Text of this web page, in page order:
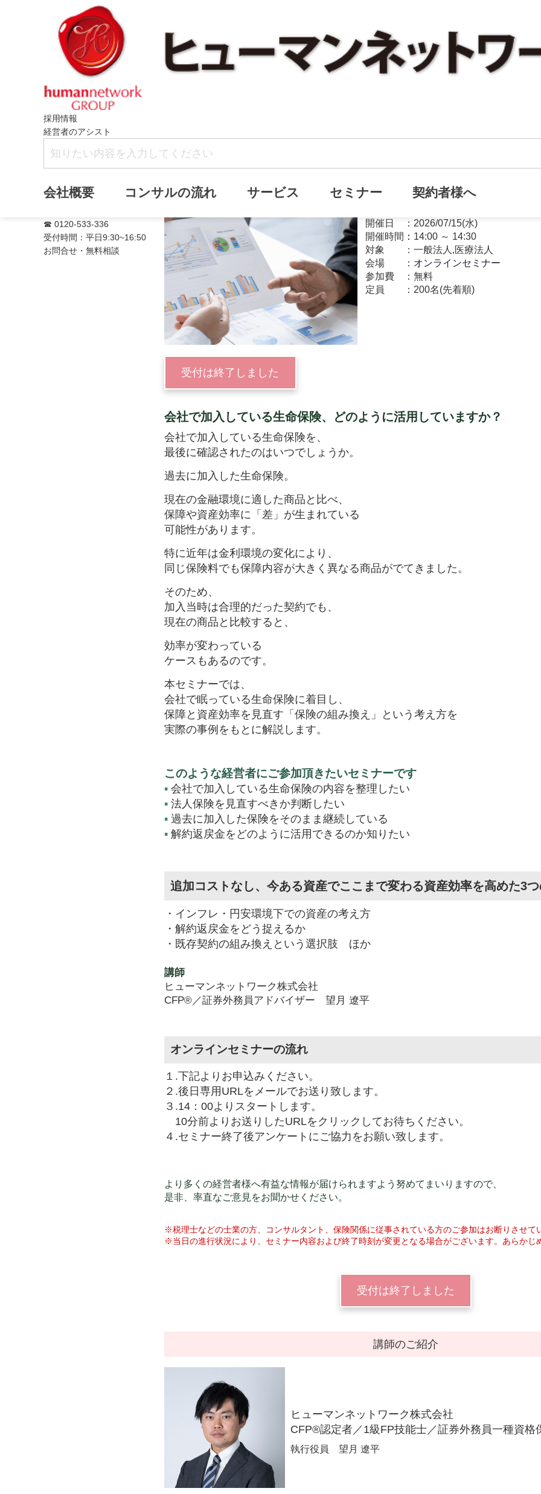
採用情報
経営者のアシスト
会社概要 コンサルの流れ サービス セミナー 契約者様へ
☎ 0120-533-336
受付時間：平日9:30~16:50
お問合せ・無料相談
満席
で変わる 資産効率を高めた3つの事例
開催日
2026/07/15(水)
開催時間： 14:00 ～ 14:30
対象
一般法人,医療法人
会場
オンラインセミナー
参加費
無料
定員
200名(先着順)
受付は終了しました
会社で加入している生命保険、どのように活用していますか？
会社で加入している生命保険を、
最後に確認されたのはいつでしょうか。
過去に加入した生命保険。
現在の金融環境に適した商品と比べ、
保障や資産効率に「差」が生まれている
可能性があります。
特に近年は金利環境の変化により、
同じ保険料でも保障内容が大きく異なる商品がでてきました。
そのため、
加入当時は合理的だった契約でも、
現在の商品と比較すると、
効率が変わっている
ケースもあるのです。
本セミナーでは、
会社で眠っている生命保険に着目し、
保障と資産効率を見直す「保険の組み換え」という考え方を
実際の事例をもとに解説します。
このような経営者にご参加頂きたいセミナーです
▪ 会社で加入している生命保険の内容を整理したい
▪ 法人保険を見直すべきか判断したい
▪ 過去に加入した保険をそのまま継続している
▪ 解約返戻金をどのように活用できるのか知りたい
追加コストなし、今ある資産でここまで変わる資産効率を高めた3
・インフレ・円安環境下での資産の考え方
・解約返戻金をどう捉えるか
・既存契約の組み換えという選択肢 ほか
講師
ヒューマンネットワーク株式会社
CFP®／証券外務員アドバイザー 望月 遼平
オンラインセミナーの流れ
１.下記よりお申込みください。
２.後日専用URLをメールでお送り致します。
３.14：00よりスタートします。
10分前よりお送りしたURLをクリックしてお待ちください。
４.セミナー終了後アンケートにご協力をお願い致します。
より多くの経営者様へ有益な情報が届けられますよう努めてまいりますので、
是非、率直なご意見をお聞かせください。
※税理士などの士業の方、コンサルタント、保険関係に従事されている方のご参加はお断りさせて
※当日の進行状況により、セミナー内容および終了時刻が変更となる場合がございます。あらかじ
受付は終了しました
講師のご紹介
ヒューマンネットワーク株式会社
CFP®認定者／1級FP技能士／証券外務員一種資格
執行役員 望月 遼平